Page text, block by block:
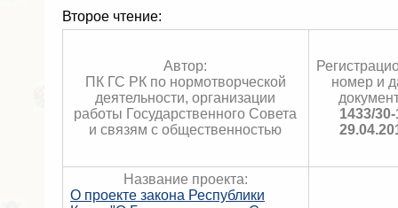
Второе чтение:
Автор:
ПК ГС РК по нормотворческой
деятельности, организации
работы Государственного Совета
и связям с общественностью
номер и
1433/
Название проекта:
О проекте закона Республики